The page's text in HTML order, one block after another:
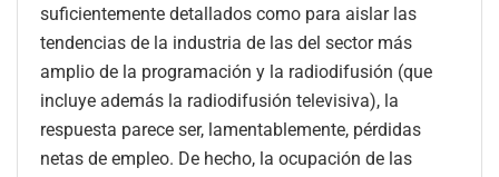
suficientemente detallados como para aislar las
tendencias de la industria de las del sector más
amplio de la programación y la radiodifusión (que
incluye además la radiodifusión televisiva), la
respuesta parece ser, lamentablemente, pérdidas
netas de empleo. De hecho, la ocupación de las